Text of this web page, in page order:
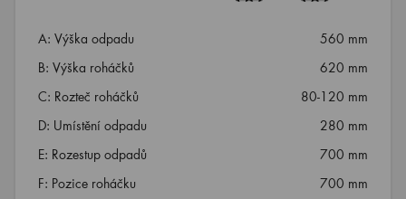
A: Výška odpadu
560 mm
B: Výška roháčků
620 mm
C: Rozteč roháčků
80-120 mm
D: Umístění odpadu
280 mm
E: Rozestup odpadů
700 mm
F: Pozice roháčku
700 mm